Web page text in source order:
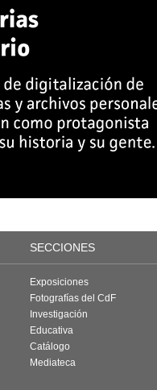
SECCIONES
Exposiciones
Fotografías del CdF
Investigación
Educativa
Catálogo
Mediateca